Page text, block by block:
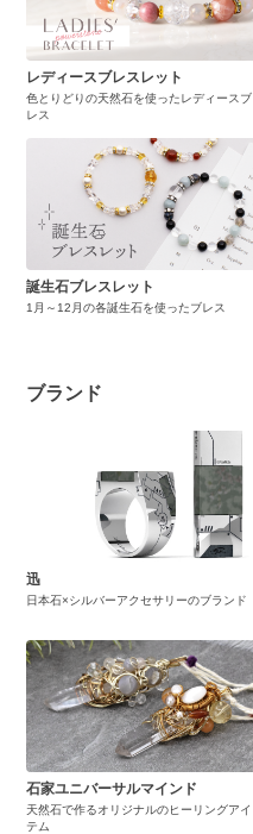
レディースブレスレット
色とりどりの天然石を使ったレディースブ
レス
誕生石ブレスレット
1月～12月の各誕生石を使ったブレス
ブランド
迅
日本石×シルバーアクセサリーのブランド
石家ユニバーサルマインド
天然石で作るオリジナルのヒーリングアイ
テム